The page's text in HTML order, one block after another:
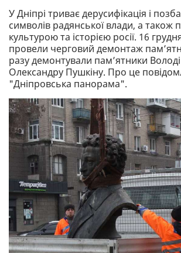
У Дніпрі триває дерусифікація і
символів радянської влади, а також
культурою та історією росії. 16
провели черговий демонтаж
разу демонтували пам’ятники Володі
Олександру Пушкіну. Про це
"Дніпровська панорама".